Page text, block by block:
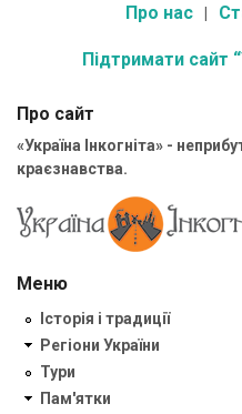
Про нас
Підтримати сайт
Про сайт
«Україна Інкогніта» -
краєзнавства.
Меню
Історія і традиції
Регіони України
Тури
Пам'ятки